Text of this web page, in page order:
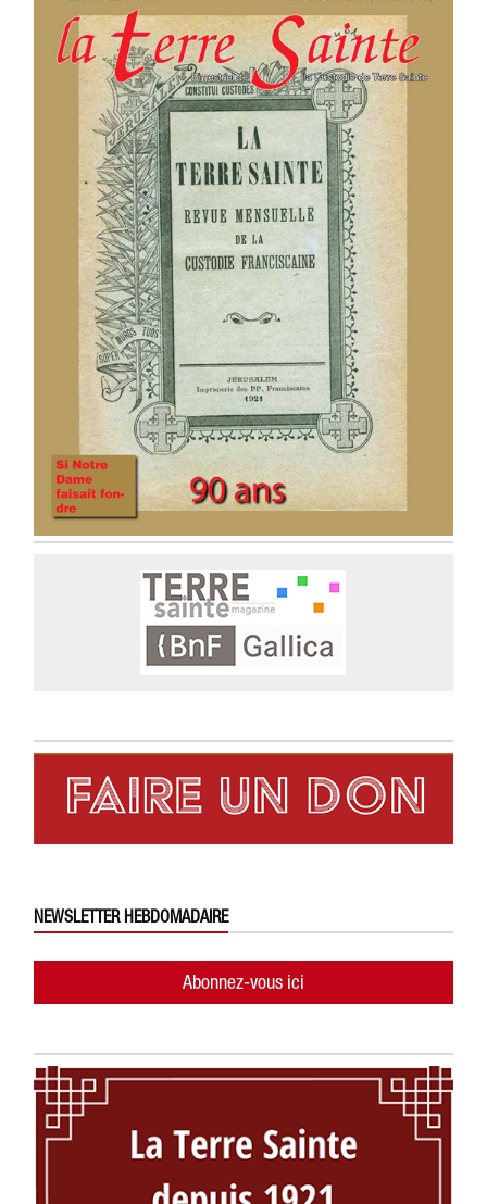
NEWSLETTER HEBDOMADAIRE
Abonnez-vous ici